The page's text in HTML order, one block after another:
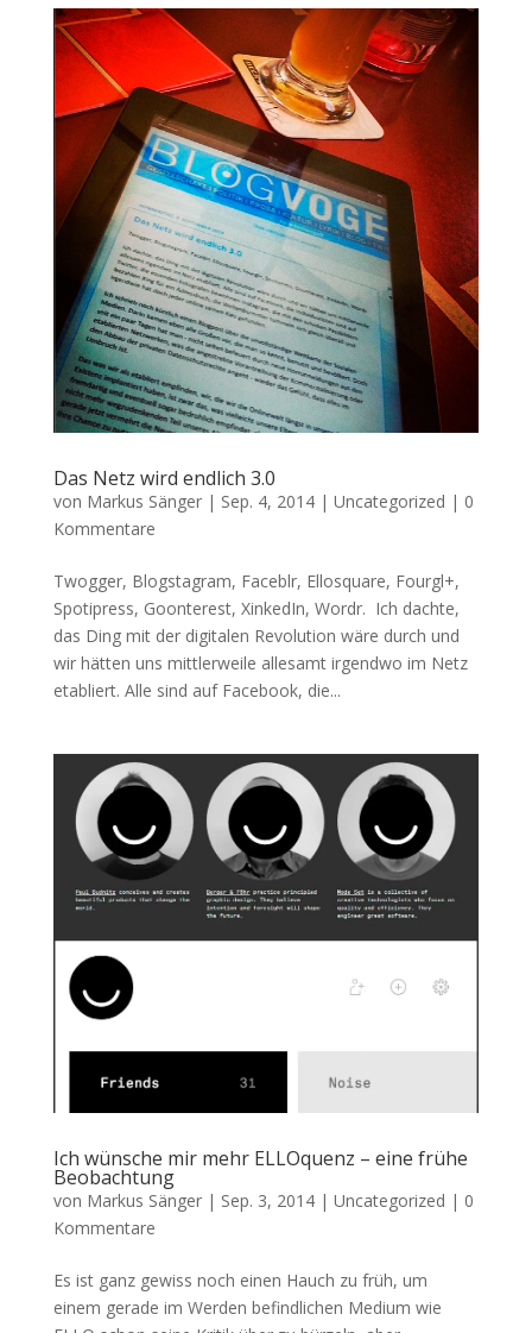
Das Netz wird endlich 3.0
von Markus Sänger| Sep. 4, 2014| Uncategorized | 0
Kommentare
Twogger, Blogstagram, Faceblr, Ellosquare, Fourgl+,
Spotipress, Goonterest, XinkedIn, Wordr. Ich dachte,
das Ding mit der digitalen Revolution wäre durch und
wir hätten uns mittlerweile allesamt irgendwo im Netz
etabliert. Alle sind auf Facebook, die...
Ich wünsche mir mehr ELLOquenz – eine frühe
Beobachtung
von Markus Sänger| Sep. 3, 2014| Uncategorized | 0
Kommentare
Es ist ganz gewiss noch einen Hauch zu früh, um
einem gerade im Werden befindlichen Medium wie